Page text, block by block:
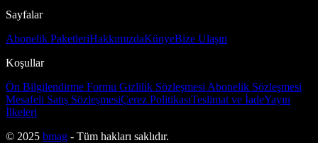
Sayfalar
Abonelik PaketleriHakkımızdaKünyeBize Ulaşın
Koşullar
Ön Bilgilendirme Formu Gizlilik Sözleşmesi Abonelik Sözleşmesi
Mesafeli Satış SözleşmesiÇerez PolitikasıTeslimat ve İadeYayın
İlkeleri
© 2025 bmag - Tüm hakları saklıdır.